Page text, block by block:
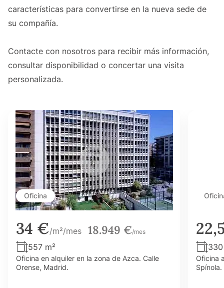
características para convertirse en la nueva sede de
su compañía.
Contacte con nosotros para recibir más información,
consultar disponibilidad o concertar una visita
personalizada.
Oficina
34 €/m²/mes 18.949 €/mes
557 m²
Oficina en alquiler en la zona de Azca. Calle
Orense, Madrid.
Oficina
Spínola.